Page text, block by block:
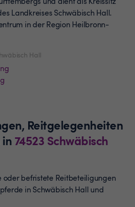
Hall
Landkreises Schwäbisch Hall.
in der Region Heilbronn-
Reitgelegenheiten
in 74523 Schwäbisch
oder befristete Reitbeteiligungen
in Schwäbisch Hall und